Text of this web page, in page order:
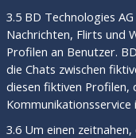
3.5 BD Technologies
Nachrichten, Flirts und
Profilen an Benutzer.
die Chats zwischen
diesen fiktiven Profilen,
3.6 Um einen